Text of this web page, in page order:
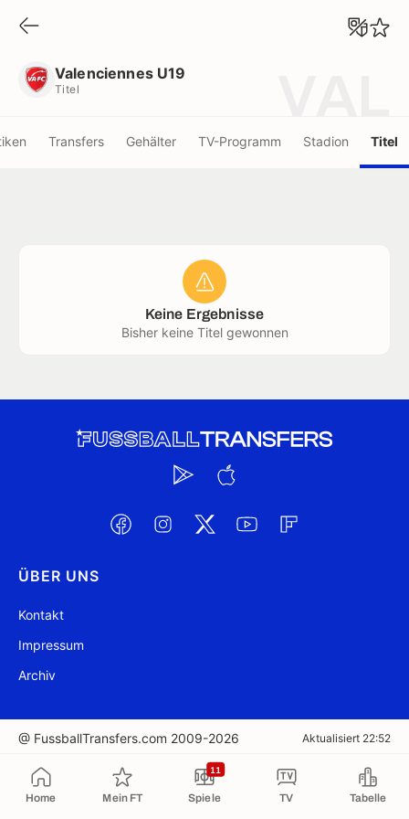
Home Mein FT Spiele
11
TV Tabelle
Valenciennes U19
Titel
Transfers Gehälter TV-Programm Stadion Titel
Keine Ergebnisse
Bisher keine Titel gewonnen
ÜBER UNS
Kontakt
Impressum
Archiv
@ FussballTransfers.com 2009-2026 Aktualisiert 22:52
In die Zwischenablage kopiert